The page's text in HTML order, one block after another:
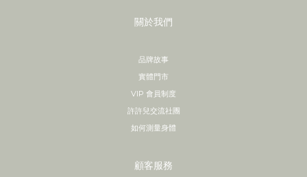
關於我們
品牌故事
實體門市
VIP 會員制度
許許兒交流社團
如何測量身體
顧客服務